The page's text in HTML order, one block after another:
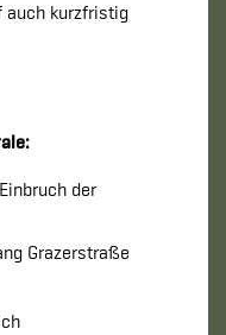
auch kurzfristig
der
Grazerstraße